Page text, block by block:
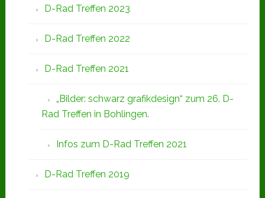
D-Rad Treffen 2023
D-Rad Treffen 2022
D-Rad Treffen 2021
„Bilder: schwarz grafikdesign“ zum 26. D-
Rad Treffen in Bohlingen.
Infos zum D-Rad Treffen 2021
D-Rad Treffen 2019